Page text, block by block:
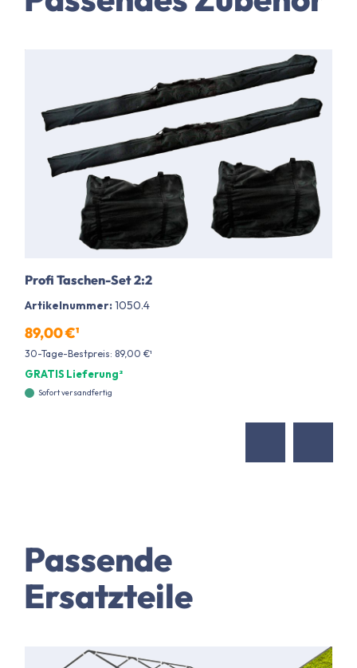
Profi Taschen-Set 2:2
Artikelnummer:1050.4
89,00 €¹
30-Tage-Bestpreis: 89,00 €¹
GRATIS Lieferung²
Sofort versandfertig
Passende
Ersatzteile